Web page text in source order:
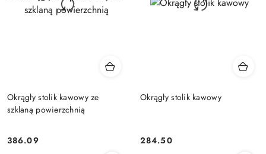
Okrągły stolik kawowy ze
szklaną powierzchnią
Cena:
386.09
Okrągły stolik kawowy
Cena:
284.50